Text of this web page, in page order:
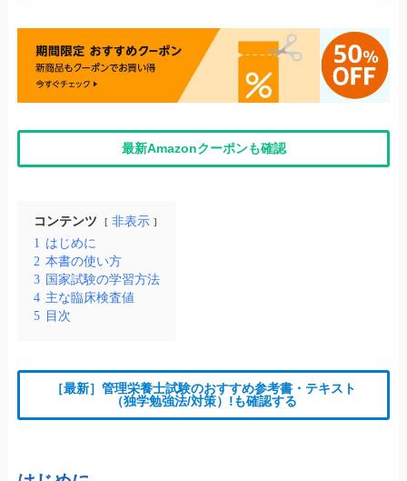
最新Amazonクーポンも確認
コンテンツ
非表示
1 はじめに
2 本書の使い方
3 国家試験の学習方法
4 主な臨床検査値
5 目次
［最新］管理栄養士試験のおすすめ参考書・テキスト
（独学勉強法/対策）!も確認する